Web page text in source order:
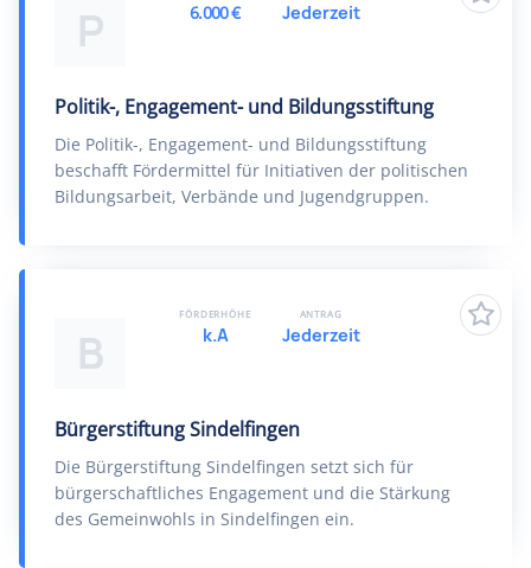
P
Politik-, Engagement- und Bildungsstiftung
Die Politik-, Engagement- und Bildungsstiftung
beschafft Fördermittel für Initiativen der politischen
Bildungsarbeit, Verbände und Jugendgruppen.
6.000 € Jederzeit
B
Bürgerstiftung Sindelfingen
Die Bürgerstiftung Sindelfingen setzt sich für
bürgerschaftliches Engagement und die Stärkung
des Gemeinwohls in Sindelfingen ein.
FÖRDERHÖHE
k.A
ANTRAG
Jederzeit